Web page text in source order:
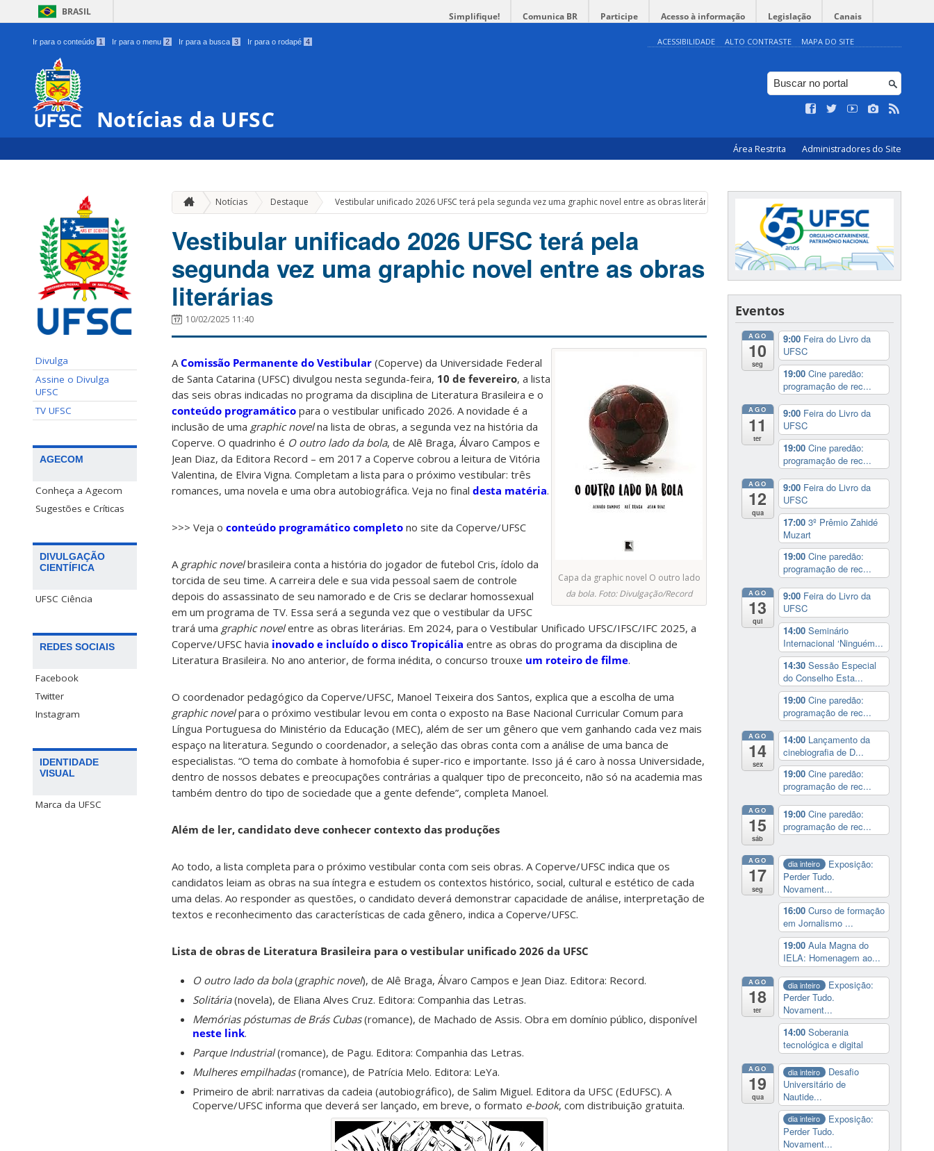
BRASIL Simplifique! Comunica BR Participe Acesso à informação Legislação Canais
Ir para o conteúdo 1 Ir para o menu 2 Ir para a busca 3 Ir para o rodapé 4 ACESSIBILIDADE ALTO CONTRASTE MAPA DO SITE
Notícias da UFSC
Área Restrita Administradores do Site
Divulga
Assine o Divulga
UFSC
TV UFSC
AGECOM
Conheça a Agecom
Sugestões e Críticas
DIVULGAÇÃO
CIENTÍFICA
UFSC Ciência
REDES SOCIAIS
Facebook
Twitter
Instagram
IDENTIDADE
VISUAL
Marca da UFSC
Notícias Destaque » Vestibular unificado 2026 UFSC terá pela segunda vez uma graphic novel entre as obras literárias
Vestibular unificado 2026 UFSC terá pela
segunda vez uma graphic novel entre as obras
literárias
10/02/2025 11:40
Capa da graphic novel O outro lado
da bola. Foto: Divulgação/Record
AComissão Permanente do Vestibular (Coperve) da Universidade Federal
de Santa Catarina (UFSC) divulgou nesta segunda-feira, 10 de fevereiro, a lista
das seis obras indicadas no programa da disciplina de Literatura Brasileira e o
conteúdo programático para o vestibular unificado 2026. A novidade é a
inclusão de uma graphic novelna lista de obras, a segunda vez na história da
Coperve. O quadrinho é O outro lado da bola, de Alê Braga, Álvaro Campos e
Jean Diaz, da Editora Record – em 2017 a Coperve cobrou a leitura de Vitória
Valentina, de Elvira Vigna. Completam a lista para o próximo vestibular: três
romances, uma novela e uma obra autobiográfica. Veja no final desta matéria.
>>> Veja o conteúdo programático completo no site da Coperve/UFSC
A graphic novelbrasileira conta a história do jogador de futebol Cris, ídolo da
torcida de seu time. A carreira dele e sua vida pessoal saem de controle
depois do assassinato de seu namorado e de Cris se declarar homossexual
em um programa de TV. Essa será a segunda vez que o vestibular da UFSC
trará uma graphic novelentre as obras literárias. Em 2024, para o Vestibular Unificado UFSC/IFSC/IFC 2025, a
Coperve/UFSC havia inovado e incluído o disco Tropicália entre as obras do programa da disciplina de
Literatura Brasileira. No ano anterior, de forma inédita, o concurso trouxe um roteiro de filme.
O coordenador pedagógico da Coperve/UFSC, Manoel Teixeira dos Santos, explica que a escolha de uma
graphic novelpara o próximo vestibular levou em conta o exposto na Base Nacional Curricular Comum para
Língua Portuguesa do Ministério da Educação (MEC), além de ser um gênero que vem ganhando cada vez mais
espaço na literatura. Segundo o coordenador, a seleção das obras conta com a análise de uma banca de
especialistas. “O tema do combate à homofobia é super-rico e importante. Isso já é caro à nossa Universidade,
dentro de nossos debates e preocupações contrárias a qualquer tipo de preconceito, não só na academia mas
também dentro do tipo de sociedade que a gente defende”, completa Manoel.
Além de ler, candidato deve conhecer contexto das produções
Ao todo, a lista completa para o próximo vestibular conta com seis obras. A Coperve/UFSC indica que os
candidatos leiam as obras na sua íntegra e estudem os contextos histórico, social, cultural e estético de cada
uma delas. Ao responder as questões, o candidato deverá demonstrar capacidade de análise, interpretação de
textos e reconhecimento das características de cada gênero, indica a Coperve/UFSC.
Lista de obras de Literatura Brasileira para o vestibular unificado 2026 da UFSC
O outro lado da bola(graphic novel), de Alê Braga, Álvaro Campos e Jean Diaz. Editora: Record.
Solitária(novela), de Eliana Alves Cruz. Editora: Companhia das Letras.
Memórias póstumas de Brás Cubas(romance), de Machado de Assis. Obra em domínio público, disponível
neste link.
Parque Industrial(romance), de Pagu. Editora: Companhia das Letras.
Mulheres empilhadas(romance), de Patrícia Melo. Editora: LeYa.
Primeiro de abril: narrativas da cadeia (autobiográfico), de Salim Miguel. Editora da UFSC (EdUFSC). A
Coperve/UFSC informa que deverá ser lançado, em breve, o formato e-book, com distribuição gratuita.
Eventos
AGO
10
seg
9:00 Feira do Livro da
UFSC
19:00 Cine paredão:
programação de rec...
AGO
11
ter
9:00 Feira do Livro da
UFSC
19:00 Cine paredão:
programação de rec...
AGO
12
qua
9:00 Feira do Livro da
UFSC
17:00 3º Prêmio Zahidé
Muzart
19:00 Cine paredão:
programação de rec...
AGO
13
qui
9:00 Feira do Livro da
UFSC
14:00 Seminário
Internacional ‘Ninguém...
14:30 Sessão Especial
do Conselho Esta...
19:00 Cine paredão:
programação de rec...
AGO
14
sex
14:00 Lançamento da
cinebiografia de D...
19:00 Cine paredão:
programação de rec...
AGO
15
sáb
19:00 Cine paredão:
programação de rec...
AGO
17
seg
dia inteiro
Exposição:
Perder Tudo.
Novament...
16:00 Curso de formação
em Jornalismo ...
19:00 Aula Magna do
IELA: Homenagem ao...
AGO
18
ter
dia inteiro
Exposição:
Perder Tudo.
Novament...
14:00 Soberania
tecnológica e digital
AGO
19
qua
dia inteiro
Desafio
Universitário de
Nautide...
dia inteiro
Exposição:
Perder Tudo.
Novament...